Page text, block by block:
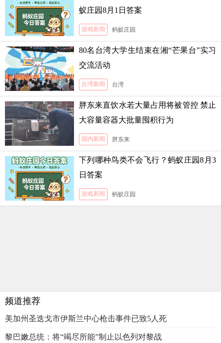
蚁庄园8月1日答案
游戏新闻 蚂蚁庄园
80名台湾大学生结束在湘“芒果台”实习
交流活动
台湾新闻 台湾
胖东来直饮水若大量占用将被管控 禁止
大容量容器大批量囤积行为
国内新闻 胖东来
下列哪种鸟类不会飞行？蚂蚁庄园8月3
日答案
游戏新闻 蚂蚁庄园
频道推荐
美加州圣迭戈市伊斯兰中心枪击事件已致5人死
黎巴嫩总统：将“竭尽所能”制止以色列对黎战